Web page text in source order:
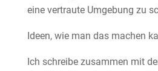
eine vertraute Umgebung zu
Ideen, wie man das machen
Ich schreibe zusammen mit